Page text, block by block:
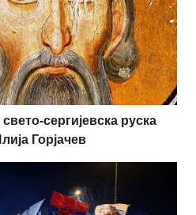
сергијевска руска
Горјачев